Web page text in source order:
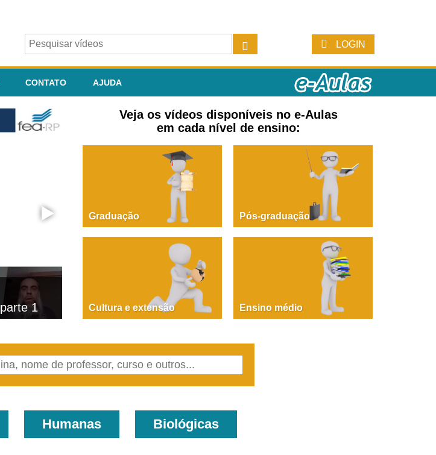
LOGIN
CONTATO AJUDA
1
PAOLA GIUSTINA BACCIN
Dire, fare, partire! Aula 1 – parte 1
Veja os vídeos disponíveis no e-Aulas
em cada nível de ensino:
Graduação Pós-graduação
Cultura e extensão Ensino médio
Humanas Biológicas